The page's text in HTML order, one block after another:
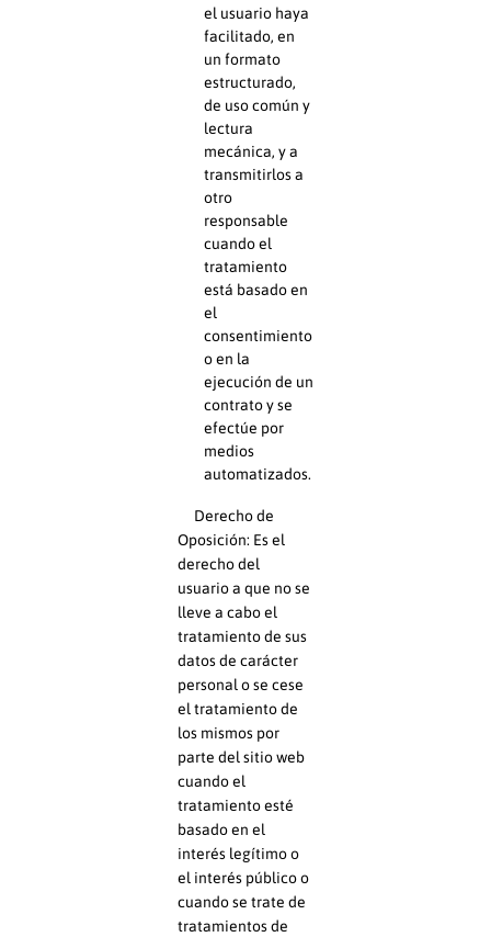
el usuario haya
facilitado, en
un formato
estructurado,
de uso común y
lectura
mecánica, y a
transmitirlos a
otro
responsable
cuando el
tratamiento
está basado en
el
consentimiento
o en la
ejecución de un
contrato y se
efectúe por
medios
automatizados.
Derecho de
Oposición: Es el
derecho del
usuario a que no se
lleve a cabo el
tratamiento de sus
datos de carácter
personal o se cese
el tratamiento de
los mismos por
parte del sitio web
cuando el
tratamiento esté
basado en el
interés legítimo o
el interés público o
cuando se trate de
tratamientos de